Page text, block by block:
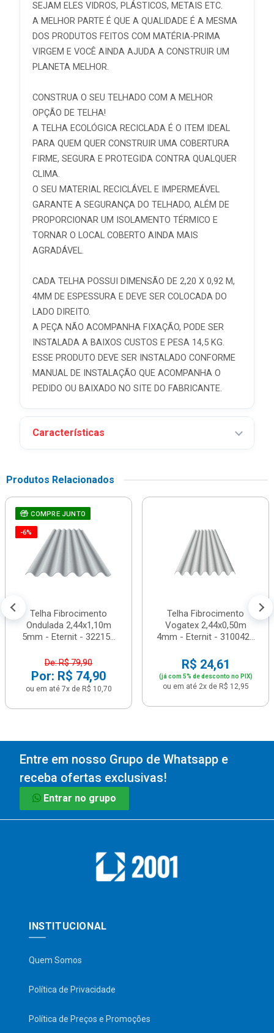
SEJAM ELES VIDROS, PLÁSTICOS, METAIS ETC.
A MELHOR PARTE É QUE A QUALIDADE É A MESMA
DOS PRODUTOS FEITOS COM MATÉRIA-PRIMA
VIRGEM E VOCÊ AINDA AJUDA A CONSTRUIR UM
PLANETA MELHOR.
CONSTRUA O SEU TELHADO COM A MELHOR
OPÇÃO DE TELHA!
A TELHA ECOLÓGICA RECICLADA É O ITEM IDEAL
PARA QUEM QUER CONSTRUIR UMA COBERTURA
FIRME, SEGURA E PROTEGIDA CONTRA QUALQUER
CLIMA.
O SEU MATERIAL RECICLÁVEL E IMPERMEÁVEL
GARANTE A SEGURANÇA DO TELHADO, ALÉM DE
PROPORCIONAR UM ISOLAMENTO TÉRMICO E
TORNAR O LOCAL COBERTO AINDA MAIS
AGRADÁVEL.
CADA TELHA POSSUI DIMENSÃO DE 2,20 X 0,92 M,
4MM DE ESPESSURA E DEVE SER COLOCADA DO
LADO DIREITO.
A PEÇA NÃO ACOMPANHA FIXAÇÃO, PODE SER
INSTALADA A BAIXOS CUSTOS E PESA 14,5 KG.
ESSE PRODUTO DEVE SER INSTALADO CONFORME
MANUAL DE INSTALAÇÃO QUE ACOMPANHA O
PEDIDO OU BAIXADO NO SITE DO FABRICANTE.
Características
Produtos Relacionados
COMPRE JUNTO
-6%
Telha Fibrocimento
Ondulada 2,44x1,10m
5mm - Eternit - 32215...
De: R$ 79,90
Por: R$ 74,90
ou em até 7x de R$ 10,70
Telha Fibrocimento
Vogatex 2,44x0,50m
4mm - Eternit - 310042...
R$ 24,61
(já com 5% de desconto no PIX)
ou em até 2x de R$ 12,95
Entre em nosso Grupo de Whatsapp e
receba ofertas exclusivas!
Entrar no grupo
INSTITUCIONAL
Quem Somos
Política de Privacidade
Política de Preços e Promoções